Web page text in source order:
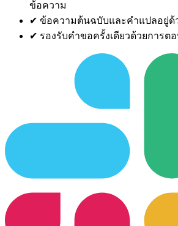
ข้อความ
✔ ข้อความต้นฉบับและคำแปลอยู่ด้
✔ รองรับคำขอครั้งเดียวด้วยการต